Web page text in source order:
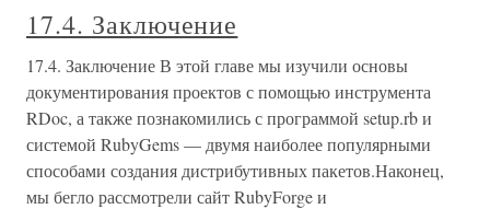
17.4. Заключение
17.4. Заключение В этой главе мы изучили основы
документирования проектов с помощью инструмента
RDoc, а также познакомились с программой setup.rb и
системой RubyGems — двумя наиболее популярными
способами создания дистрибутивных пакетов.Наконец,
мы бегло рассмотрели сайт RubyForge и